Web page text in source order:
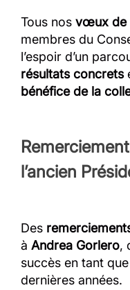
Tous nos vœux de
membres du
l’espoir d’un
résultats concrets
bénéfice de la
l’ancien
Des
à Andrea Gorlero,
succès en tant que
dernières années.